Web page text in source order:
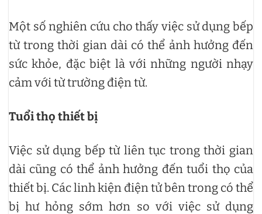
Một số nghiên cứu cho thấy việc sử dụng bếp
từ trong thời gian dài có thể ảnh hưởng đến
sức khỏe, đặc biệt là với những người nhạy
cảm với từ trường điện từ.
Tuổi thọ thiết bị
Việc sử dụng bếp từ liên tục trong thời gian
dài cũng có thể ảnh hưởng đến tuổi thọ của
thiết bị. Các linh kiện điện tử bên trong có thể
bị hư hỏng sớm hơn so với việc sử dụng